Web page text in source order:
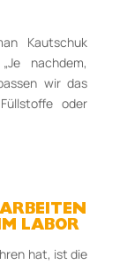
Kautschuk
nachdem,
wir das
oder
LABOR
hat, ist die